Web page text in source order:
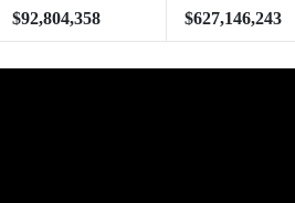
$92,804,358 $627,146,243